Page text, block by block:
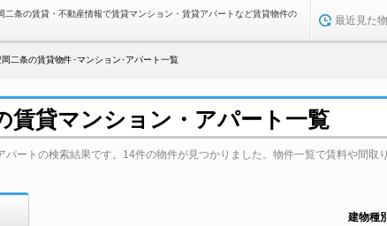
二条の賃貸・不動産情報で賃貸マンション・賃貸アパートなど賃貸物件の
最近見た
岡二条の賃貸物件･マンション･アパート一覧
賃貸マンション・アパート一覧
ートの検索結果です。14件の物件が見つかりました。物件一覧で賃料や間取
建物種